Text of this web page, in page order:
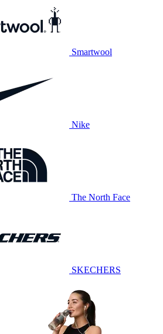
Smartwool
Nike
The North Face
SKECHERS